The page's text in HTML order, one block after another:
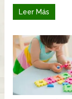
Leer Más